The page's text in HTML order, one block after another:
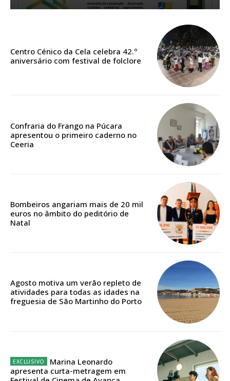
Escolha o plano de assinatura desejado:
32€
Edição em papel entregue à Quinta-feira em sua
casa
Acesso ao conteúdo online
Acesso aos conteúdos Exclusivos para
Escolha o plano
DIGITAL ANUAL
Centro Cénico da Cela celebra 42.º
aniversário com festival de folclore
Confraria do Frango na Púcara
apresentou o primeiro caderno no
Ceeria
Bombeiros angariam mais de 20 mil
euros no âmbito do peditório de
Natal
Agosto motiva um verão repleto de
atividades para todas as idades na
freguesia de São Martinho do Porto
Marina Leonardo
apresenta curta-metragem em